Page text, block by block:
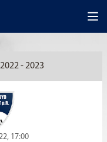
- 2023
17:00